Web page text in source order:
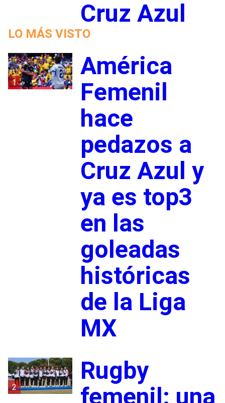
Cruz Azul
LO MÁS VISTO
1
América
Femenil
hace
pedazos a
Cruz Azul y
ya es top3
en las
goleadas
históricas
de la Liga
MX
2
Rugby
femenil: una